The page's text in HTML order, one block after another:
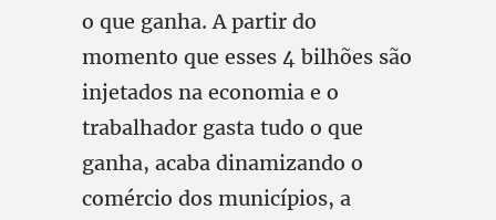
o que ganha. A partir do
momento que esses 4 bilhões são
injetados na economia e o
trabalhador gasta tudo o que
ganha, acaba dinamizando o
comércio dos municípios, a